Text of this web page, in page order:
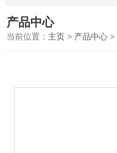
产品中心
当前位置： 主页 > 产品中心 >